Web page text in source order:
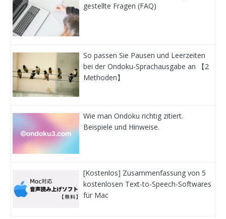
gestellte Fragen (FAQ)
So passen Sie Pausen und Leerzeiten
bei der Ondoku-Sprachausgabe an 【2
Methoden】
Wie man Ondoku richtig zitiert.
Beispiele und Hinweise.
[Kostenlos] Zusammenfassung von 5
kostenlosen Text-to-Speech-Softwares
für Mac